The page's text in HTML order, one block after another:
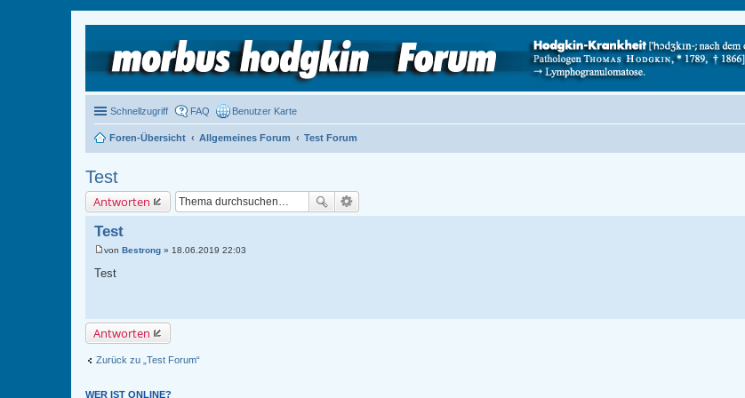
Schnellzugriff FAQ Benutzer Karte
Foren-Übersicht Allgemeines Forum Test Forum
Test
Antworten
Test
i
g
von Bestrong » 18.06.2019 22:03
Test
Antworten
Zurück zu „Test Forum“
WER IST ONLINE?